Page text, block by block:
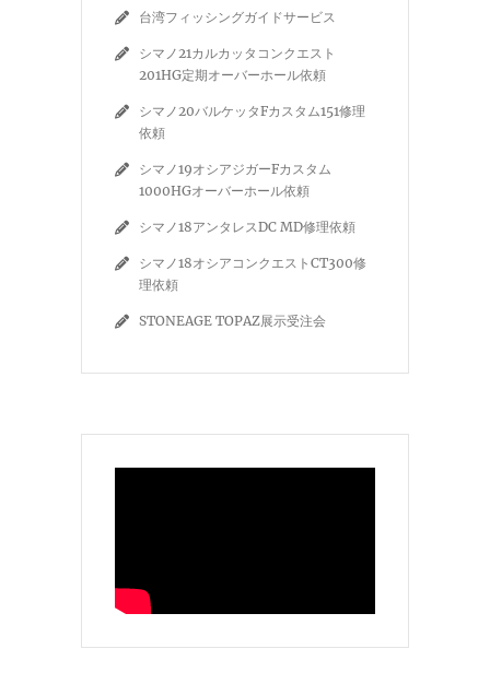
台湾フィッシングガイドサービス
シマノ21カルカッタコンクエスト
201HG定期オーバーホール依頼
シマノ20バルケッタFカスタム151修理
依頼
シマノ19オシアジガーFカスタム
1000HGオーバーホール依頼
シマノ18アンタレスDC MD修理依頼
シマノ18オシアコンクエストCT300修
理依頼
STONEAGE TOPAZ展示受注会